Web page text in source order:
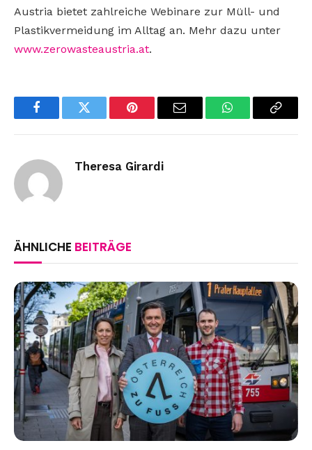
Austria bietet zahlreiche Webinare zur Müll- und
Plastikvermeidung im Alltag an. Mehr dazu unter
www.zerowasteaustria.at.
FacebookTwitter Pinterest Email WhatsAppCopy
Theresa Girardi
ÄHNLICHE BEITRÄGE